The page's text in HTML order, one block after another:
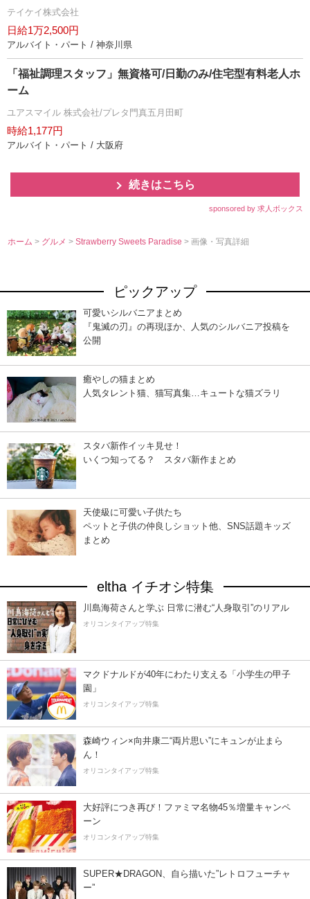
テイケイ株式会社
日給1万2,500円
アルバイト・パート / 神奈川県
「福祉調理スタッフ」無資格可/日勤のみ/住宅型有料老人ホ
ーム
ユアスマイル 株式会社/プレタ門真五月田町
時給1,177円
アルバイト・パート / 大阪府
続きはこちら
sponsored by 求人ボックス
ホーム > グルメ>Strawberry Sweets Paradise> 画像・写真詳細
ピックアップ
可愛いシルバニアまとめ
『鬼滅の刃』の再現ほか、人気のシルバニア投稿を
公開
癒やしの猫まとめ
人気タレント猫、猫写真集…キュートな猫ズラリ
スタバ新作イッキ見せ！
いくつ知ってる？ スタバ新作まとめ
天使級に可愛い子供たち
ペットと子供の仲良しショット他、SNS話題キッズ
まとめ
eltha イチオシ特集
川島海荷さんと学ぶ 日常に潜む“人身取引”のリアル
オリコンタイアップ特集
マクドナルドが40年にわたり支える「小学生の甲子
園」
オリコンタイアップ特集
森崎ウィン×向井康二“両片思い”にキュンが止まら
ん！
オリコンタイアップ特集
大好評につき再び！ファミマ名物45％増量キャンペ
ーン
オリコンタイアップ特集
SUPER★DRAGON、自ら描いた”レトロフューチャ
ー”